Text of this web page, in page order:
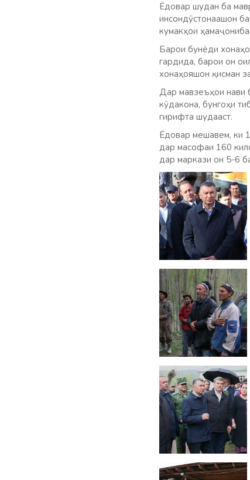
Ёдовар шудан ба
инсондӯстонаашон
кумакҳои
Барои бунёди
гардида, барои он
хонаҳояшон қисман
Дар мавзеъҳои нави
кӯдакона, бунгоҳи
гирифта шудааст.
Ёдовар мешавем, ки
дар масофаи 160
дар маркази он 5-6